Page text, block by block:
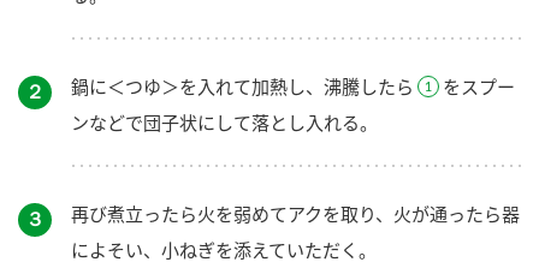
２ 鍋に＜つゆ＞を入れて加熱し、沸騰したら
をスプー
ンなどで団子状にして落とし入れる。
３
再び煮立ったら火を弱めてアクを取り、火が通ったら器
によそい、小ねぎを添えていただく。